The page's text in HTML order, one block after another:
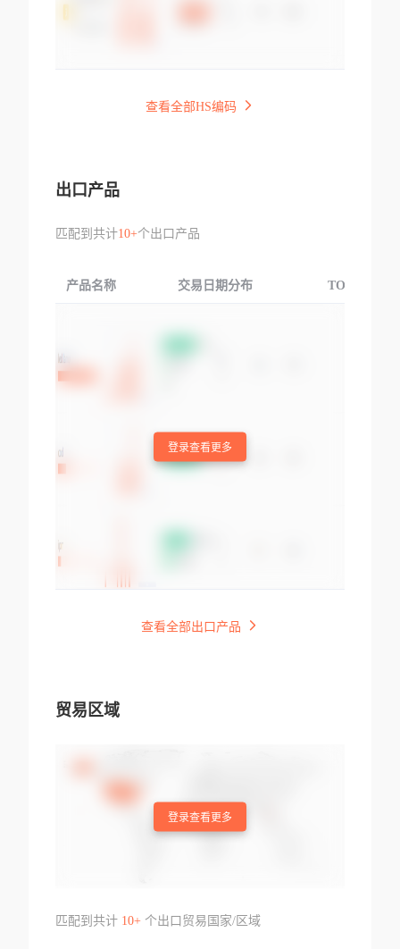
查看全部HS编码
出口产品
匹配到共计10+个出口产品
产品名称 交易日期分布 TOP3交易国
登录查看更多
查看全部出口产品
贸易区域
登录查看更多
匹配到共计 10+个出口贸易国家/区域